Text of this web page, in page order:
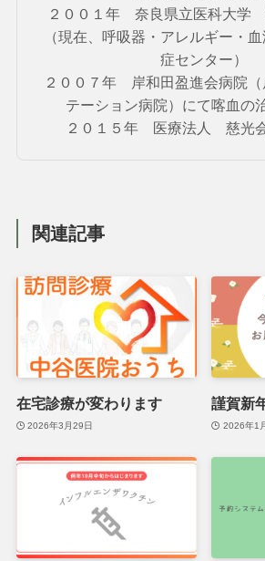
２００１年 奈良県立医科大学
（現在、呼吸器・アレルギー・
症センター）
２００７年 岸和田盈進会病院（
テーション病院）にて喀血の
２０１５年 医療法人 慈光
関連記事
在宅診療が変わります
2026年3月29日
謹賀新
2026年1